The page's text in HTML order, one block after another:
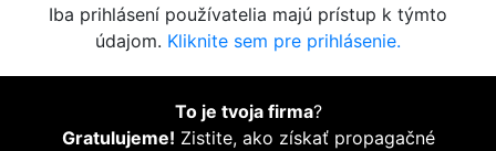
Iba prihlásení používatelia majú prístup k týmto
údajom. Kliknite sem pre prihlásenie.
To je tvoja firma?
Gratulujeme! Zistite, ako získať propagačné